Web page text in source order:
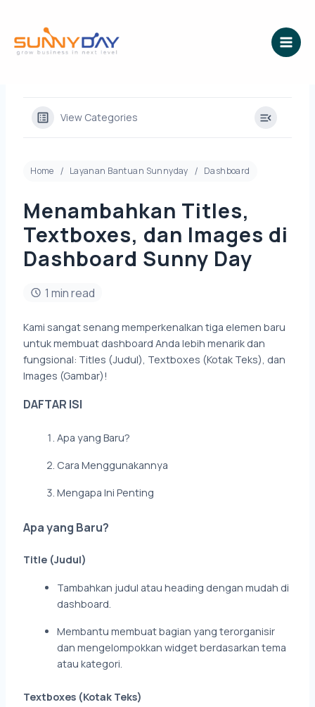
konten
View Categories
Home Layanan Bantuan Sunnyday Dashboard
Menambahkan Titles,
Textboxes, dan Images di
Dashboard Sunny Day
1 min read
Kami sangat senang memperkenalkan tiga elemen baru
untuk membuat dashboard Anda lebih menarik dan
fungsional: Titles (Judul), Textboxes (Kotak Teks), dan
Images (Gambar)!
DAFTAR ISI
Apa yang Baru?
Cara Menggunakannya
Mengapa Ini Penting
Apa yang Baru?
Title (Judul)
Tambahkan judul atau heading dengan mudah di
dashboard.
Membantu membuat bagian yang terorganisir
dan mengelompokkan widget berdasarkan tema
atau kategori.
Textboxes (Kotak Teks)